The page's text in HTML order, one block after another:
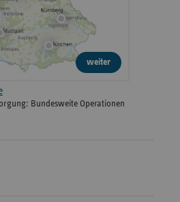
weiter
Bundesweite Operationen